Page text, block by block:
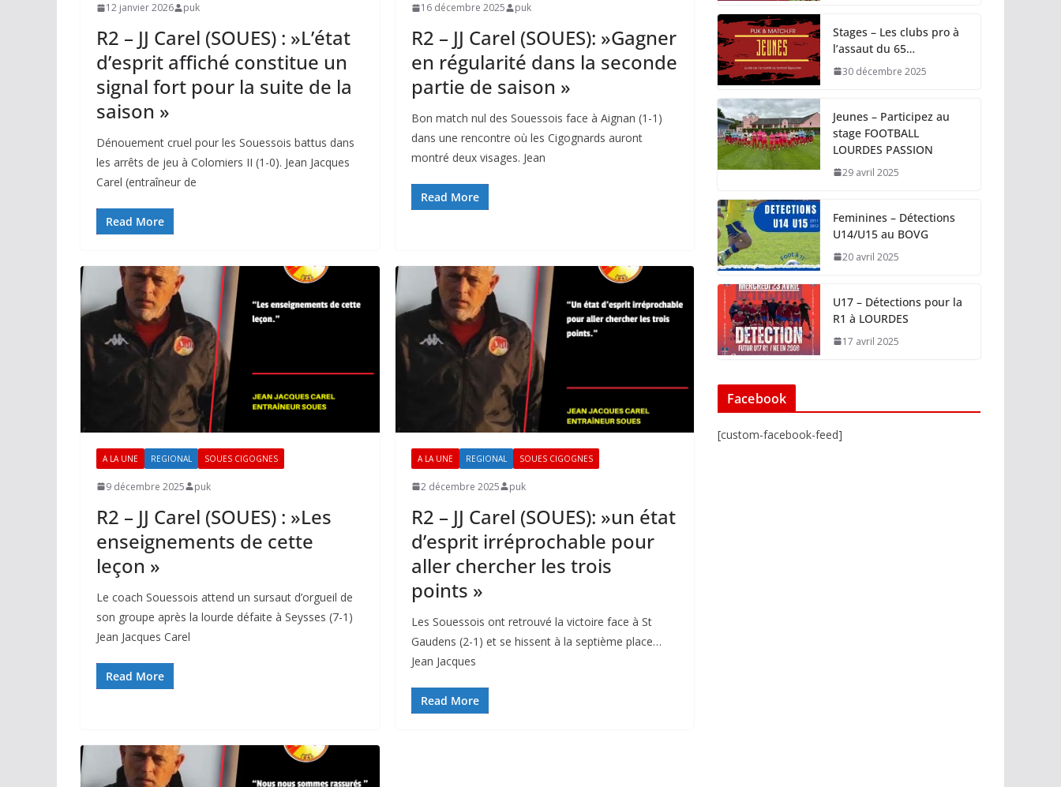
12 janvier 2026 puk
R2 – JJ Carel (SOUES) : »L’état
d’esprit affiché constitue un
signal fort pour la suite de la
saison »
Dénouement cruel pour les Souessois battus dans
les arrêts de jeu à Colomiers II (1-0). Jean Jacques
Carel (entraîneur de
Read More
16 décembre 2025 puk
R2 – JJ Carel (SOUES): »Gagner
en régularité dans la seconde
partie de saison »
Bon match nul des Souessois face à Aignan (1-1)
dans une rencontre où les Cigognards auront
montré deux visages. Jean
Read More
A LA UNE REGIONAL SOUES CIGOGNES
9 décembre 2025 puk
R2 – JJ Carel (SOUES) : »Les
enseignements de cette
leçon »
Le coach Souessois attend un sursaut d’orgueil de
son groupe après la lourde défaite à Seysses (7-1)
Jean Jacques Carel
Read More
A LA UNE REGIONAL SOUES CIGOGNES
2 décembre 2025 puk
R2 – JJ Carel (SOUES): »un état
d’esprit irréprochable pour
aller chercher les trois
points »
Les Souessois ont retrouvé la victoire face à St
Gaudens (2-1) et se hissent à la septième place…
Jean Jacques
Read More
Stages – Les clubs pro à
l’assaut du 65…
30 décembre 2025
Jeunes – Participez au
stage FOOTBALL
LOURDES PASSION
29 avril 2025
Feminines – Détections
U14/U15 au BOVG
20 avril 2025
U17 – Détections pour la
R1 à LOURDES
17 avril 2025
Facebook
[custom-facebook-feed]